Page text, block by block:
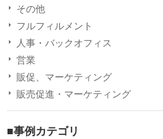
その他
フルフィルメント
人事・バックオフィス
営業
販促、マーケティング
販売促進・マーケティング
■事例カテゴリ